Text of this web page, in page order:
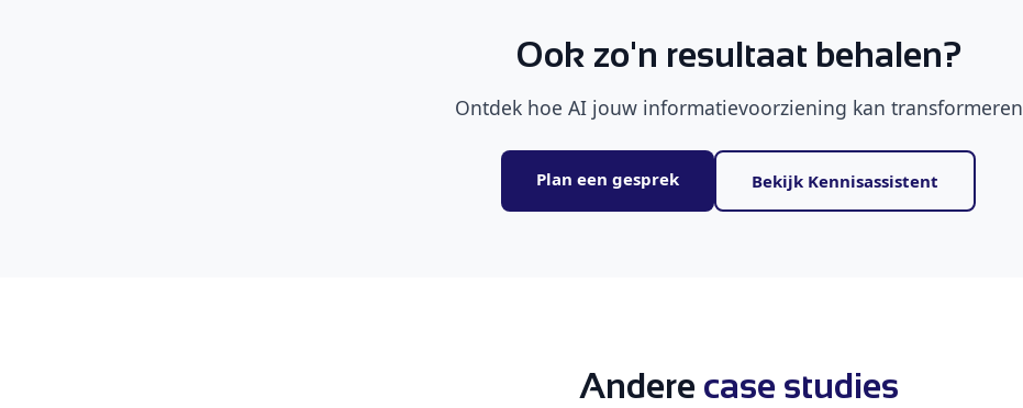
Ook zo'n resultaat behalen?
Ontdek hoe AI jouw informatievoorziening kan transformeren
Plan een gesprek Bekijk Kennisassistent
Andere case studies